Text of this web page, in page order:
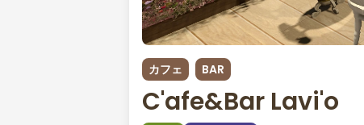
カフェ BAR
C'afe&Bar Lavi'o